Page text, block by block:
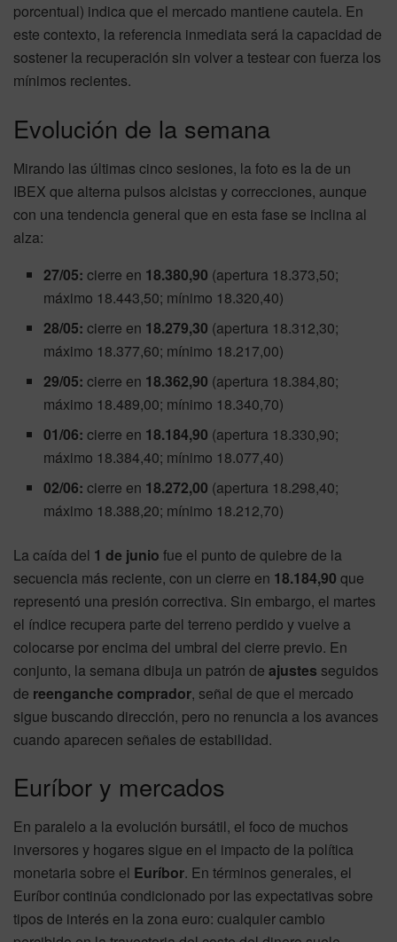
porcentual) indica que el mercado mantiene cautela. En
este contexto, la referencia inmediata será la capacidad de
sostener la recuperación sin volver a testear con fuerza los
mínimos recientes.
Evolución de la semana
Mirando las últimas cinco sesiones, la foto es la de un
IBEX que alterna pulsos alcistas y correcciones, aunque
con una tendencia general que en esta fase se inclina al
alza:
27/05: cierre en 18.380,90 (apertura 18.373,50;
máximo 18.443,50; mínimo 18.320,40)
28/05: cierre en 18.279,30 (apertura 18.312,30;
máximo 18.377,60; mínimo 18.217,00)
29/05: cierre en 18.362,90 (apertura 18.384,80;
máximo 18.489,00; mínimo 18.340,70)
01/06: cierre en 18.184,90 (apertura 18.330,90;
máximo 18.384,40; mínimo 18.077,40)
02/06: cierre en 18.272,00 (apertura 18.298,40;
máximo 18.388,20; mínimo 18.212,70)
La caída del 1 de junio fue el punto de quiebre de la
secuencia más reciente, con un cierre en 18.184,90 que
representó una presión correctiva. Sin embargo, el martes
el índice recupera parte del terreno perdido y vuelve a
colocarse por encima del umbral del cierre previo. En
conjunto, la semana dibuja un patrón de ajustes seguidos
de reenganche comprador, señal de que el mercado
sigue buscando dirección, pero no renuncia a los avances
cuando aparecen señales de estabilidad.
Euríbor y mercados
En paralelo a la evolución bursátil, el foco de muchos
inversores y hogares sigue en el impacto de la política
monetaria sobre el Euríbor. En términos generales, el
Euríbor continúa condicionado por las expectativas sobre
tipos de interés en la zona euro: cualquier cambio